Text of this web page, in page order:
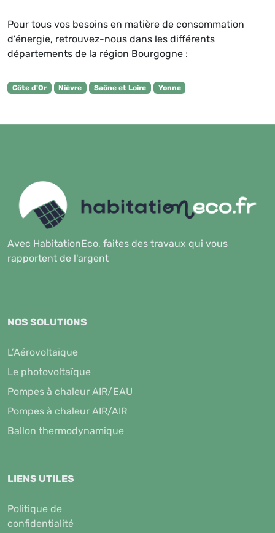
Pour tous vos besoins en matière de consommation
d'énergie, retrouvez-nous dans les différents
départements de la région Bourgogne :
Côte d'Or Nièvre Saône et Loire Yonne
Avec HabitationEco, faites des travaux qui vous
rapportent de l'argent
NOS SOLUTIONS
L’Aérovoltaïque
Le photovoltaïque
Pompes à chaleur AIR/EAU
Pompes à chaleur AIR/AIR
Ballon thermodynamique
LIENS UTILES
Politique de
confidentialité